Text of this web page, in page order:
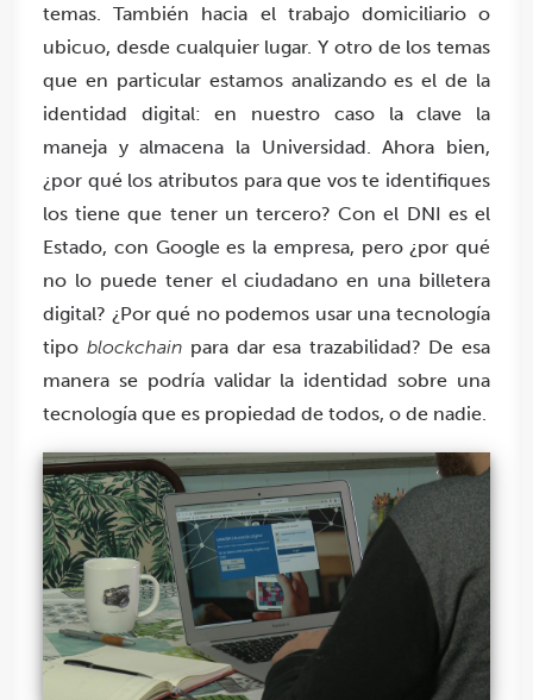
temas. También hacia el trabajo domiciliario o
ubicuo, desde cualquier lugar. Y otro de los temas
que en particular estamos analizando es el de la
identidad digital: en nuestro caso la clave la
maneja y almacena la Universidad. Ahora bien,
¿por qué los atributos para que vos te identifiques
los tiene que tener un tercero? Con el DNI es el
Estado, con Google es la empresa, pero ¿por qué
no lo puede tener el ciudadano en una billetera
digital? ¿Por qué no podemos usar una tecnología
tipo blockchain para dar esa trazabilidad? De esa
manera se podría validar la identidad sobre una
tecnología que es propiedad de todos, o de nadie.